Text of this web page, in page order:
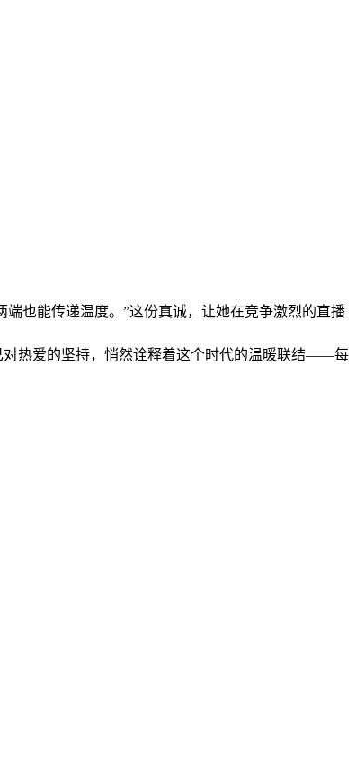
也能传递温度。”这份真诚，让她在竞争激烈的直播
对热爱的坚持，悄然诠释着这个时代的温暖联结——每